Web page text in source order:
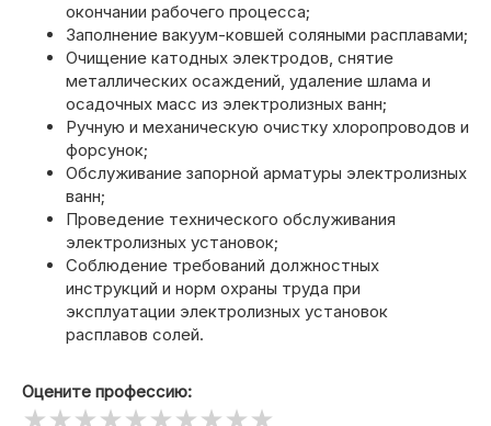
окончании рабочего процесса;
Заполнение вакуум-ковшей соляными расплавами;
Очищение катодных электродов, снятие
металлических осаждений, удаление шлама и
осадочных масс из электролизных ванн;
Ручную и механическую очистку хлоропроводов и
форсунок;
Обслуживание запорной арматуры электролизных
ванн;
Проведение технического обслуживания
электролизных установок;
Соблюдение требований должностных
инструкций и норм охраны труда при
эксплуатации электролизных установок
расплавов солей.
Оцените профессию: